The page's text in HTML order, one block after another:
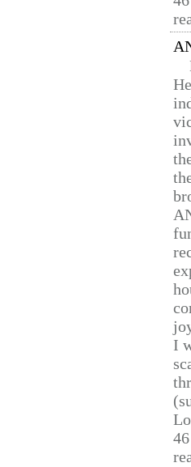
I